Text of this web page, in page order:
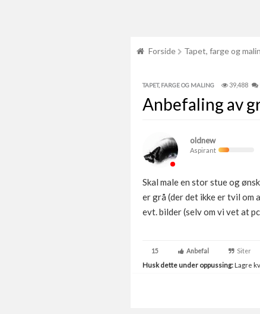
Forside Tapet, farge og
TAPET, FARGE OG MALING 39,488
Anbefaling av
oldnew
Aspirant
Skal male en stor stue og
er grå (der det ikke er tvil om
evt. bilder (selv om vi vet at
15 Anbefal Siter
Husk dette under oppussing:Lagre